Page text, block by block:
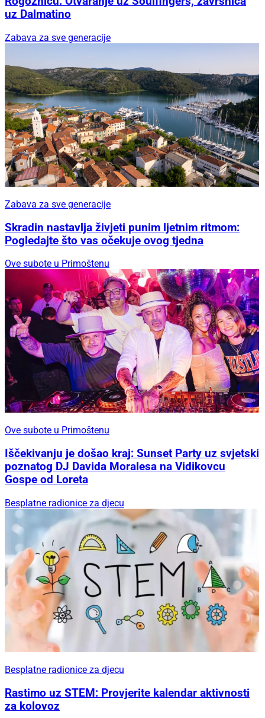
uz Dalmatino
Zabava za sve generacije
Zabava za sve generacije
Skradin nastavlja živjeti punim ljetnim ritmom:
Pogledajte što vas očekuje ovog tjedna
Ove subote u Primoštenu
Ove subote u Primoštenu
Iščekivanju je došao kraj: Sunset Party uz svjetski
poznatog DJ Davida Moralesa na Vidikovcu
Gospe od Loreta
Besplatne radionice za djecu
Besplatne radionice za djecu
Rastimo uz STEM: Provjerite kalendar aktivnosti
za kolovoz